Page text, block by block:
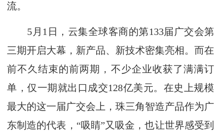
流。
5月1日，云集全球客商的第133届广交会第
三期开启大幕，新产品、新技术密集亮相。而在
前不久结束的前两期，不少企业收获了满满订
单，仅一期就出口成交128亿美元。在史上规模
最大的这一届广交会上，珠三角智造产品作为广
东制造的代表，“吸睛”又吸金，也让世界感受到